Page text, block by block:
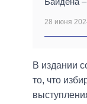
28 июня
В издании
то, что